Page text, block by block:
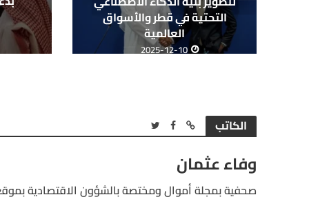
التحتية في قطر والأسواق
العالمية
2025-12-10
الكاتب
وفاء عثمان
صحفية بمجلة أموال ومختصة بالشؤون الاقتصادية